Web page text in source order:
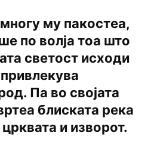
му пакостеа,
по волја тоа што
светост исходи
Па во својата
блиската река
и изворот.